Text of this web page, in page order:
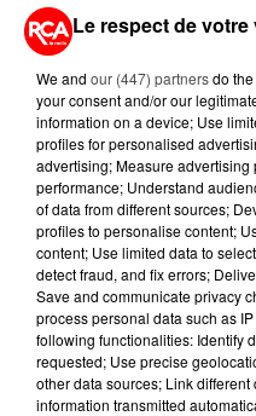
22 juin 2020
LES SABLES-
LA SOLO MAITRE
La course était
Le respect de
We and our (447) partnersdo
your consent and/or our
information on a device; Use
profiles for personalised
advertising; Measure
performance; Understand
of data from different sources;
profiles to personalise content;
content; Use limited data to
detect fraud, and fix errors;
Save and communicate privacy
process personal data such as
following functionalities: Identify
requested; Use precise
other data sources; Link
information transmitted